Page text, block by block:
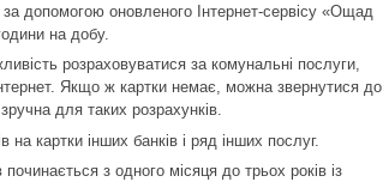
допомогою оновленого Інтернет-сервісу «Ощад
на добу.
розраховуватися за комунальні послуги,
Якщо ж картки немає, можна звернутися до
для таких розрахунків.
картки інших банків і ряд інших послуг.
з одного місяця до трьох років із